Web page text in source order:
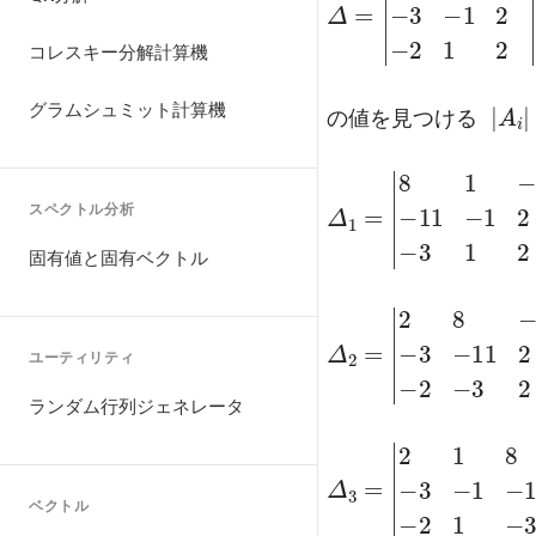
コレスキー分解計算機
グラムシュミット計算機
スペクトル分析
固有値と固有ベクトル
ユーティリティ
ランダム行列ジェネレータ
ベクトル
21-1 -1
12|
-1
の値を見つける |
A
i
|
1-1 -11
2|
-2
8-1 -3 -
|
-3